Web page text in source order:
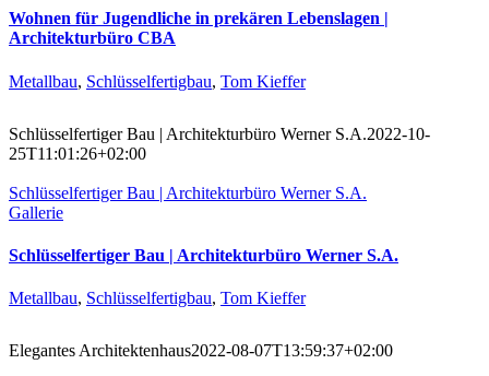
Wohnen für Jugendliche in prekären Lebenslagen |
Architekturbüro CBA
Metallbau, Schlüsselfertigbau, Tom Kieffer
Schlüsselfertiger Bau | Architekturbüro Werner S.A.2022-10-
25T11:01:26+02:00
Schlüsselfertiger Bau | Architekturbüro Werner S.A.
Gallerie
Schlüsselfertiger Bau | Architekturbüro Werner S.A.
Metallbau, Schlüsselfertigbau, Tom Kieffer
Elegantes Architektenhaus2022-08-07T13:59:37+02:00